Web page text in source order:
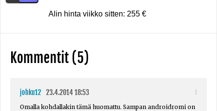
Alin hinta viikko sitten: 255 €
Kommentit (5)
johku12 23.4.2014 18:53
1
Omalla kohdallakin tämä huomattu. Sampan androidromi on